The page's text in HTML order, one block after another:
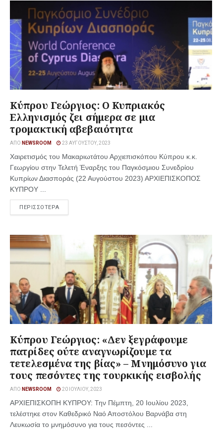
Κύπρου Γεώργιος: Ο Κυπριακός
Ελληνισμός ζει σήμερα σε μια
τρομακτική αβεβαιότητα
ΑΠΌ NEWSROOM 23 ΑΥΓΟΎΣΤΟΥ, 2023
Χαιρετισμός του Μακαριωτάτου Αρχιεπισκόπου Κύπρου κ.κ.
Γεωργίου στην Τελετή Έναρξης του Παγκόσμιου Συνεδρίου
Κυπρίων Διασποράς (22 Αυγούστου 2023) ΑΡΧΙΕΠΙΣΚΟΠΟΣ
ΚΥΠΡΟΥ ...
ΠΕΡΙΣΣΟΤΕΡΑ
Κύπρου Γεώργιος: «Δεν ξεγράφουμε
πατρίδες ούτε αναγνωρίζουμε τα
τετελεσμένα της βίας» – Μνημόσυνο για
τους πεσόντες της τουρκικής εισβολής
ΑΠΌ NEWSROOM 20 ΙΟΥΛΊΟΥ, 2023
ΑΡΧΙΕΠΙΣΚΟΠΗ ΚΥΠΡΟΥ: Την Πέμπτη, 20 Ιουλίου 2023,
τελέστηκε στον Καθεδρικό Ναό Αποστόλου Βαρνάβα στη
Λευκωσία το μνημόσυνο για τους πεσόντες ...